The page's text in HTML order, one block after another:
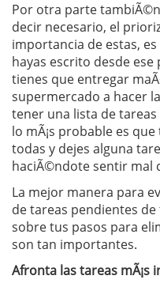
Por otra parte
decir necesario, el
importancia de estas,
hayas escrito desde
tienes que entregar
supermercado a hacer
tener una lista de tareas
lo mÃ¡s probable es
todas y dejes alguna
haciÃ©ndote sentir mal
La mejor manera para
de tareas pendientes
sobre tus pasos para
son tan importantes.
Afronta las tareas mÃ¡s